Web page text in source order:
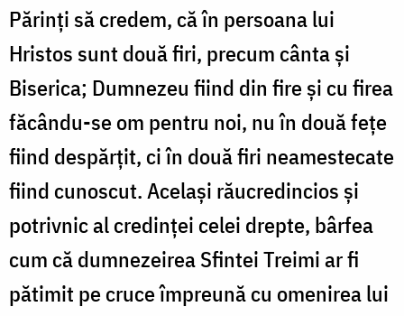
Părinți să credem, că în persoana lui
Hristos sunt două firi, precum cânta și
Biserica; Dumnezeu fiind din fire și cu firea
făcându-se om pentru noi, nu în două fețe
fiind despărțit, ci în două firi neamestecate
fiind cunoscut. Același răucredincios și
potrivnic al credinței celei drepte, bârfea
cum că dumnezeirea Sfintei Treimi ar fi
pătimit pe cruce împreună cu omenirea lui